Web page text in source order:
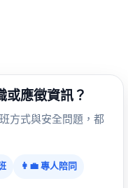
或應徵資訊？
方式與安全問題，都
👩‍💼 專人陪同